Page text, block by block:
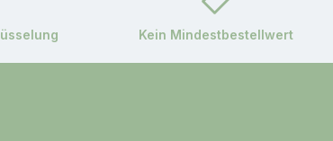
Kein Mindestbestellwert